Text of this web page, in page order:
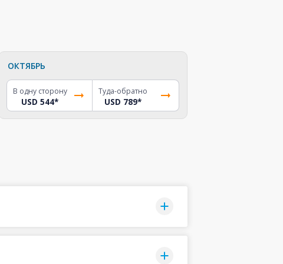
ОКТЯБРЬ
В одну сторону
USD 544*
Туда-обратно
USD 789*